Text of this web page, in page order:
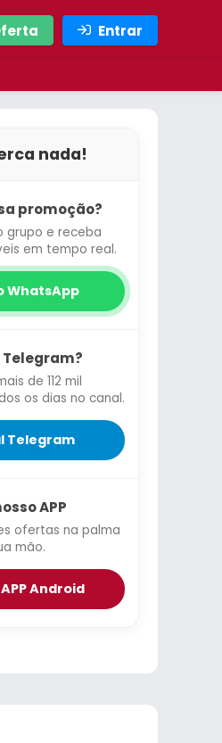
Entrar
nada!
promoção?
grupo e receba
em tempo real.
WhatsApp
Telegram?
de 112 mil
os dias no canal.
Telegram
APP
ofertas na palma
mão.
Android